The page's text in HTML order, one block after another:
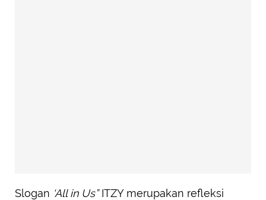
Slogan ‘All in Us”ITZY merupakan refleksi